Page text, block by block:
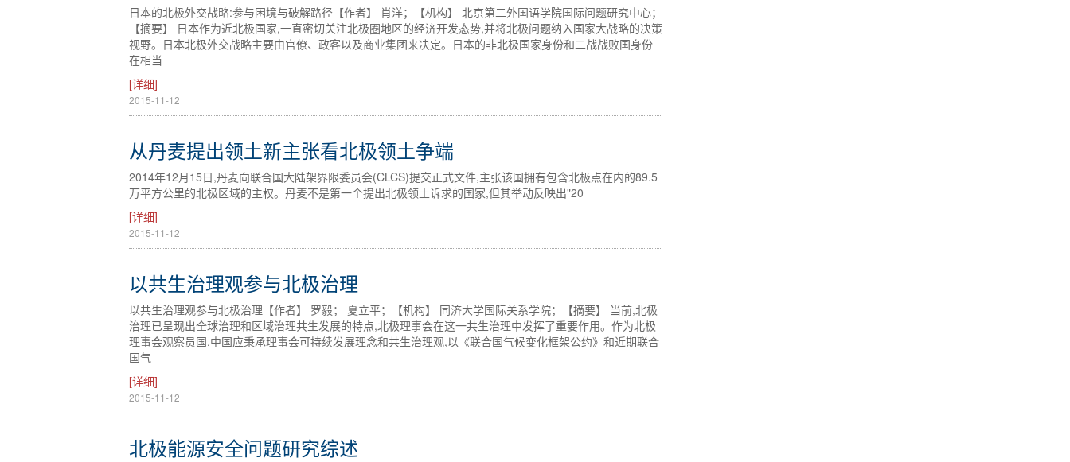
日本的北极外交战略:参与困境与破解路径【作者】 肖洋；【机构】 北京第二外国语学院国际问题研究中心；
【摘要】 日本作为近北极国家,一直密切关注北极圈地区的经济开发态势,并将北极问题纳入国家大战略的决策
视野。日本北极外交战略主要由官僚、政客以及商业集团来决定。日本的非北极国家身份和二战战败国身份
在相当
[详细]
2015-11-12
从丹麦提出领土新主张看北极领土争端
2014年12月15日,丹麦向联合国大陆架界限委员会(CLCS)提交正式文件,主张该国拥有包含北极点在内的89.5
万平方公里的北极区域的主权。丹麦不是第一个提出北极领土诉求的国家,但其举动反映出"20
[详细]
2015-11-12
以共生治理观参与北极治理
以共生治理观参与北极治理【作者】 罗毅； 夏立平；【机构】 同济大学国际关系学院；【摘要】 当前,北极
治理已呈现出全球治理和区域治理共生发展的特点,北极理事会在这一共生治理中发挥了重要作用。作为北极
理事会观察员国,中国应秉承理事会可持续发展理念和共生治理观,以《联合国气候变化框架公约》和近期联合
国气
[详细]
2015-11-12
北极能源安全问题研究综述